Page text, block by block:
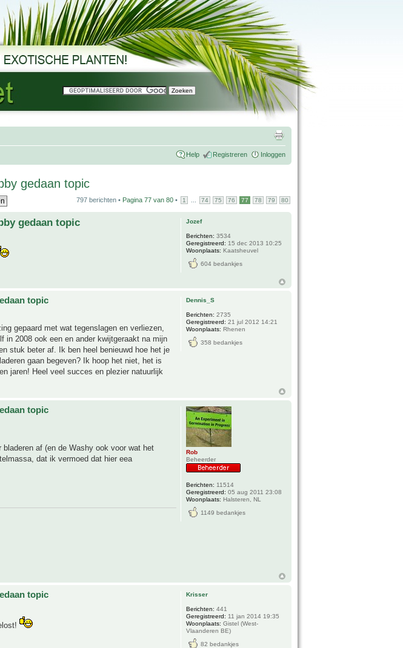
Help Registreren Inloggen
gedaan topic
797 berichten • Pagina 77 van 80 • 1 74 75 76 77 78 79 80
gedaan topic Jozef
Berichten: 3534
Geregistreerd: 15 dec 2013 10:25
Woonplaats: Kaatsheuvel
604 bedankjes
topic
gepaard met wat tegenslagen en verliezen,
in 2008 ook een en ander kwijtgeraakt na mijn
stuk beter af. Ik ben heel benieuwd hoe het je
gaan begeven? Ik hoop het niet, het is
jaren! Heel veel succes en plezier natuurlijk
Dennis_S
Berichten: 2735
Geregistreerd: 21 jul 2012 14:21
Woonplaats: Rhenen
358 bedankjes
topic
af (en de Washy ook voor wat het
dat ik vermoed dat hier eea
Rob
Beheerder
Berichten: 11514
Geregistreerd: 05 aug 2011 23:08
Woonplaats: Halsteren, NL
1149 bedankjes
topic Krisser
Berichten: 441
Geregistreerd: 11 jan 2014 19:35
Woonplaats: Gistel (West-
Vlaanderen BE)
82 bedankjes